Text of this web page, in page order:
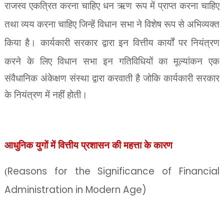
राजस्व एकत्रित करना चाहिए धन ऋण रूप में प्राप्त करना चाहिए
तथा व्यय करना चाहिए जिन्हें विधान सभा ने विशेष रूप से अभिव्यक्त
किया है। कार्यकारी सरकार द्वारा इन वित्तीय कार्यों पर नियंत्रण
करने के लिए विधानसभा इन गतिविधियों का मूल्यांकन एक
संवैधानिक अंकेक्षण संस्था द्वारा करवाती है जोकि कार्यकारी सरकार
के नियंत्रण में नहीं होती।
आधुनिक युगों में वित्तीय प्रशासन की महत्ता के कारण
(Reasons for the Significance of Financial
Administration in Modern Age)